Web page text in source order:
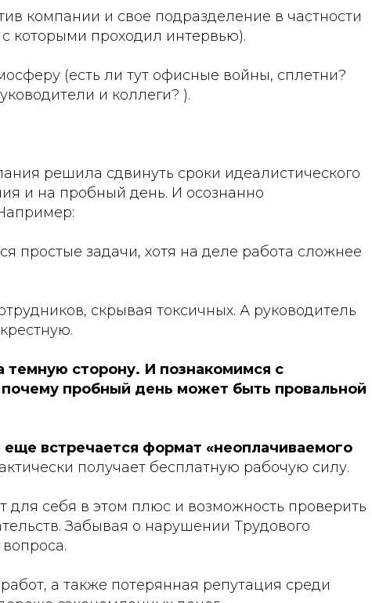
компании и свое подразделение в частности
которыми проходил интервью).
(есть ли тут офисные войны, сплетни?
и коллеги? ).
решила сдвинуть сроки идеалистического
и на пробный день. И осознанно
простые задачи, хотя на деле работа сложнее
скрывая токсичных. А руководитель
темную сторону. И познакомимся с
пробный день может быть провальной
встречается формат «неоплачиваемого
получает бесплатную рабочую силу.
для себя в этом плюс и возможность проверить
Забывая о нарушении Трудового
а также потерянная репутация среди